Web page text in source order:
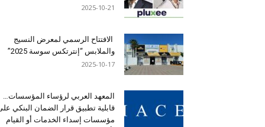
2025-10-21
الافتتاح الرسمي لمعرض النسيج
والملابس “إنترتكس سوسة 2025”
2025-10-17
المعهد العربي لرؤساء المؤسسات…
قابلية تطبيق قرار الضمان البنكي
مؤسسات إسداء الخدمات أو القيام